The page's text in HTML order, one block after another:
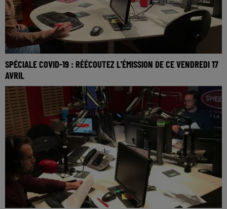
SPÉCIALE COVID-19 : RÉÉCOUTEZ L'ÉMISSION DE CE VENDREDI 17
AVRIL